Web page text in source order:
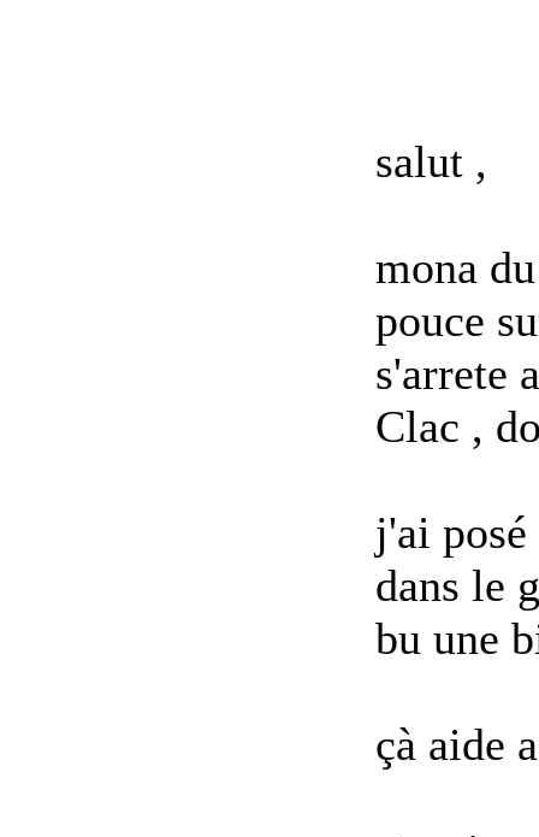
salut ,
mona
pouce
s'arrete
Clac ,
j'ai
dans le
bu une
çà aide